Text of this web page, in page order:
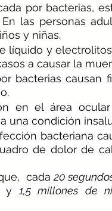
por bacterias,
las personas
y niñas.
líquido y
a causar la
bacterias causan
en el área
una condición
bacteriana
de dolor de
cada 20
y 1,5 millones de